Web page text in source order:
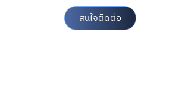
สนใจติดต่อ